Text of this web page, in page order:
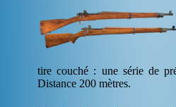
tire couché : une série de
Distance 200 mètres.